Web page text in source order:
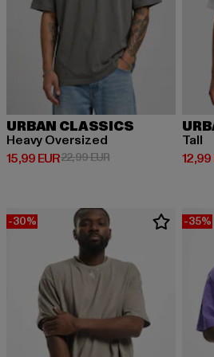
URBAN CLASSICS
Heavy Oversized
15,99 EUR
Derzeitiger Preis: 15,99 EUR
22,99 EURAktionspreis: 22,99
Tall
12,99
-30% -35%